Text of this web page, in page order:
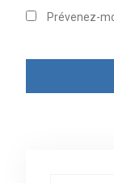
Prévenez-